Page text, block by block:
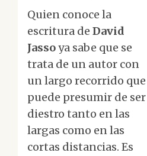
Quien conoce la
escritura de David
Jassoya sabe que se
trata de un autor con
un largo recorrido que
puede presumir de ser
diestro tanto en las
largas como en las
cortas distancias. Es